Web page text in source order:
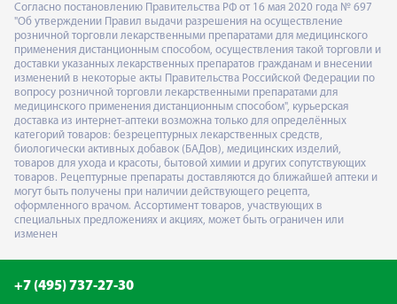
Согласно постановлению Правительства РФ от 16 мая 2020 года № 697
"Об утверждении Правил выдачи разрешения на осуществление
розничной торговли лекарственными препаратами для медицинского
применения дистанционным способом, осуществления такой торговли и
доставки указанных лекарственных препаратов гражданам и внесении
изменений в некоторые акты Правительства Российской Федерации по
вопросу розничной торговли лекарственными препаратами для
медицинского применения дистанционным способом", курьерская
доставка из интернет-аптеки возможна только для определённых
категорий товаров: безрецептурных лекарственных средств,
биологически активных добавок (БАДов), медицинских изделий,
товаров для ухода и красоты, бытовой химии и других сопутствующих
товаров. Рецептурные препараты доставляются до ближайшей аптеки и
могут быть получены при наличии действующего рецепта,
оформленного врачом. Ассортимент товаров, участвующих в
специальных предложениях и акциях, может быть ограничен или
изменен
+7 (495) 737-27-30